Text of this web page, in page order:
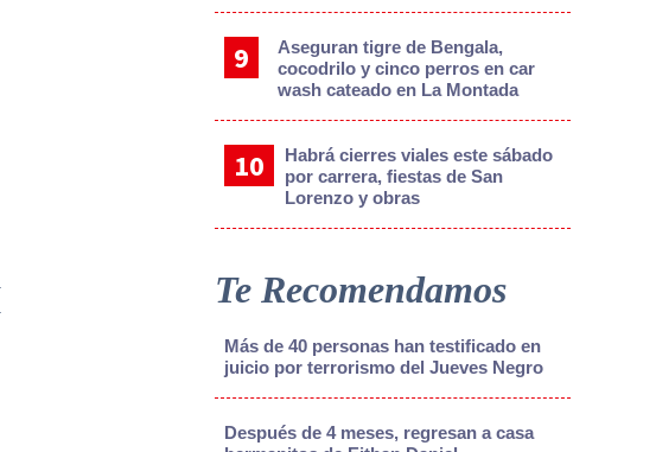
Aseguran tigre de Bengala,
cocodrilo y cinco perros en car
wash cateado en La Montada
Habrá cierres viales este sábado
por carrera, fiestas de San
Lorenzo y obras
Te Recomendamos
Más de 40 personas han testificado en
juicio por terrorismo del Jueves Negro
Después de 4 meses, regresan a casa